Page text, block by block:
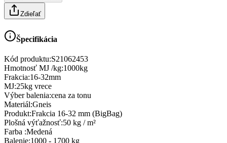
Zdieľať
Špecifikácia
Kód produktu:S21062453
Hmotnosť MJ /kg:1000kg
Frakcia:16-32mm
MJ:25kg vrece
Výber balenia:cena za tonu
Materiál:Gneis
Produkt:Frakcia 16-32 mm (BigBag)
Plošná výťažnosť:50 kg / m²
Farba :Medená
Balenie:1000 - 1700 kg